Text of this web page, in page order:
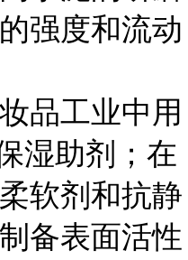
强度和流动
品工业中用
湿助剂；在
软剂和抗静
备表面活性